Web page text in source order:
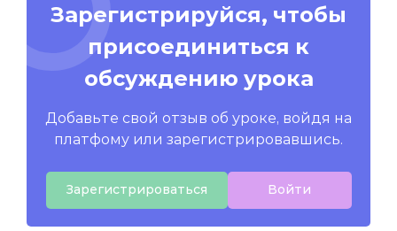
Зарегистрируйся, чтобы
присоединиться к
обсуждению урока
Добавьте свой отзыв об уроке, войдя на
платфому или зарегистрировавшись.
Зарегистрироваться Войти